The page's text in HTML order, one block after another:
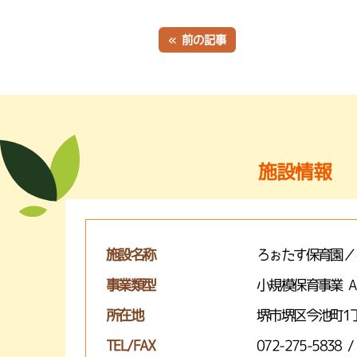
« 前の記事
施設情報
施設名称 ろぉたす保育園
事業類型 小規模保育事業
所在地 堺市堺区今池町1
TEL/FAX 072-275-5838 /